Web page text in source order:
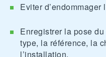
Eviter
Enregistrer la pose
type, la référence, la
l’installation.